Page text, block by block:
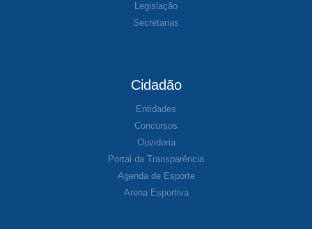
Legislação
Secretarias
Cidadão
Entidades
Concursos
Ouvidoria
Portal da Transparência
Agenda de Esporte
Arena Esportiva